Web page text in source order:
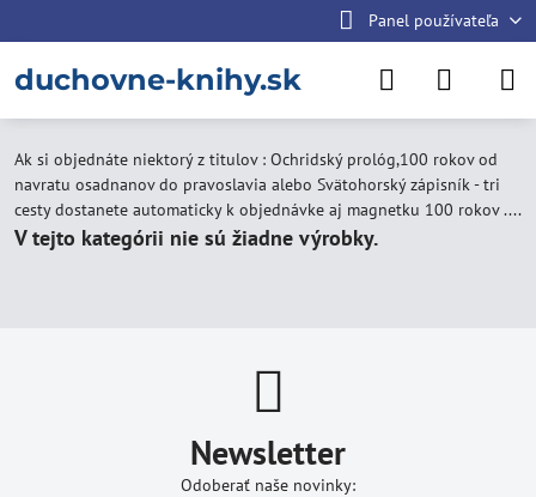
Panel používateľa
duchovne-knihy.sk
Ak si objednáte niektorý z titulov : Ochridský prológ,100 rokov od
navratu osadnanov do pravoslavia alebo Svätohorský zápisník - tri
cesty dostanete automaticky k objednávke aj magnetku 100 rokov ....
Newsletter
Odoberať naše novinky: